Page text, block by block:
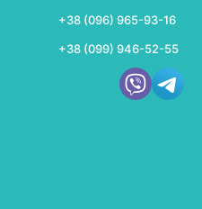
+38 (096) 965-93-16
+38 (099) 946-52-55